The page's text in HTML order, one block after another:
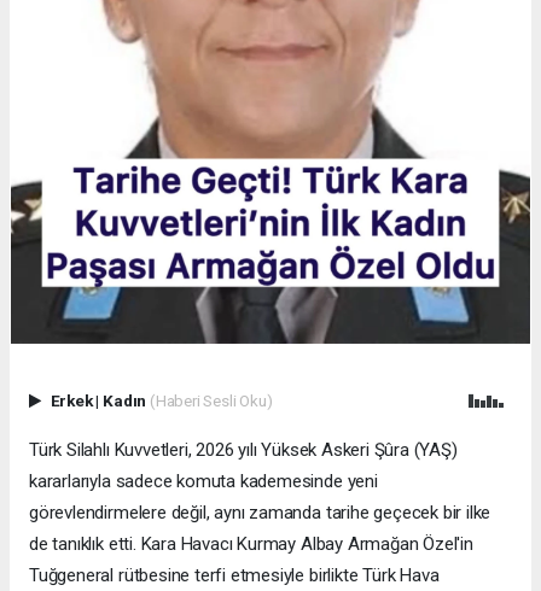
Erkek| Kadın (Haberi Sesli Oku)
Türk Silahlı Kuvvetleri, 2026 yılı Yüksek Askeri Şûra (YAŞ)
kararlarıyla sadece komuta kademesinde yeni
görevlendirmelere değil, aynı zamanda tarihe geçecek bir ilke
de tanıklık etti. Kara Havacı Kurmay Albay Armağan Özel'in
Tuğgeneral rütbesine terfi etmesiyle birlikte Türk Hava